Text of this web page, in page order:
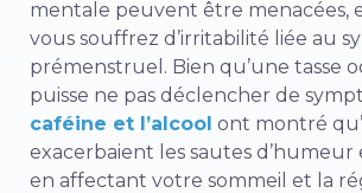
mentale peuvent être menacées,
vous souffrez d’irritabilité liée au
prémenstruel. Bien qu’une tasse
puisse ne pas déclencher de
caféine et l’alcool ont montré
exacerbaient les sautes d’humeur
en affectant votre sommeil et la